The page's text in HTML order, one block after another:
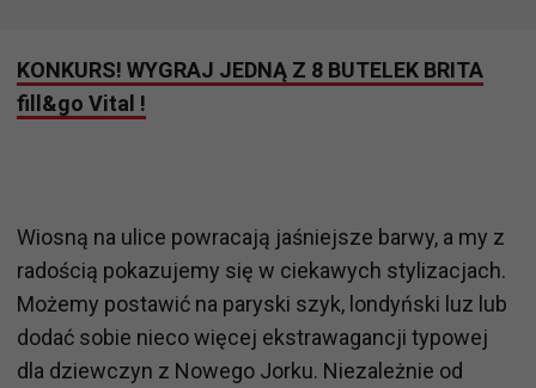
KONKURS! WYGRAJ JEDNĄ Z 8 BUTELEK BRITA
fill&go Vital !
Wiosną na ulice powracają jaśniejsze barwy, a my z
radością pokazujemy się w ciekawych stylizacjach.
Możemy postawić na paryski szyk, londyński luz lub
dodać sobie nieco więcej ekstrawagancji typowej
dla dziewczyn z Nowego Jorku. Niezależnie od